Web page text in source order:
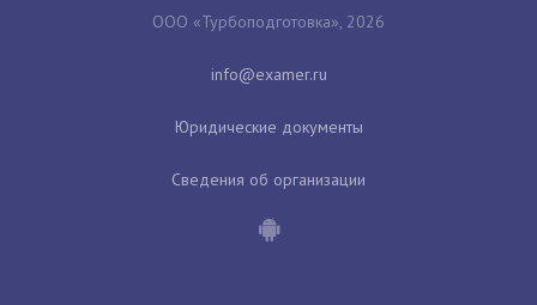
ООО «Турбоподготовка», 2026
Юридические документы
Сведения об организации